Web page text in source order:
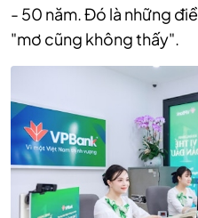
- 50 năm. Đó là những
"mơ cũng không thấy".